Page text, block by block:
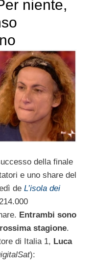
niente,
della finale
e uno share del
de L’isola dei
Entrambi sono
stagione.
di Italia 1, Luca
):